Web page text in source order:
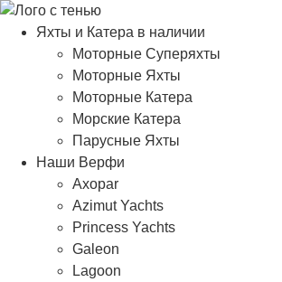
Яхты и Катера в наличии
Моторные Суперяхты
Моторные Яхты
Моторные Катера
Морские Катера
Парусные Яхты
Наши Верфи
Axopar
Azimut Yachts
Princess Yachts
Galeon
Lagoon